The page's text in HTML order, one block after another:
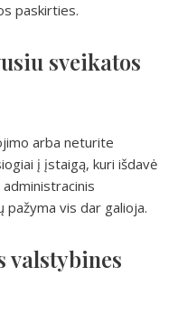
paskirties.
sveikatos
arba neturite
į įstaigą, kuri išdavė
vis dar galioja.
valstybines